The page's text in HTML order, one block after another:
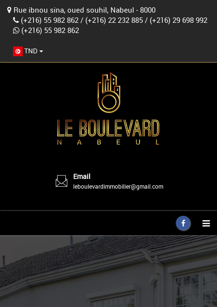
Rue ibnou sina, oued souhil, Nabeul - 8000
(+216) 55 982 862 / (+216) 22 232 885 / (+216) 29 698 992
(+216) 55 982 862
TND
Email
leboulevardimmobilier@gmail.com